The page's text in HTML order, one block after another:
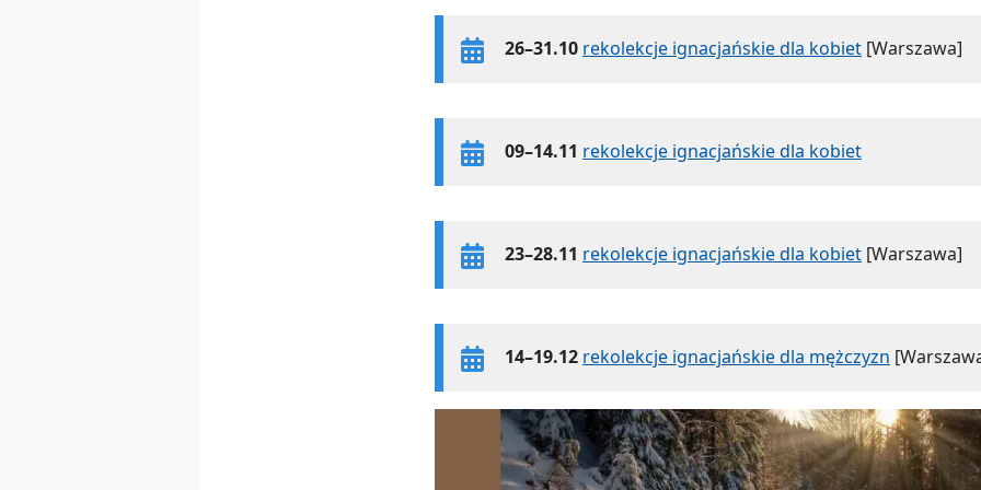
26–31.10 rekolekcje ignacjańskie dla kobiet [Warszawa]
09–14.11 rekolekcje ignacjańskie dla kobiet
23–28.11 rekolekcje ignacjańskie dla kobiet [Warszawa]
14–19.12 rekolekcje ignacjańskie dla mężczyzn